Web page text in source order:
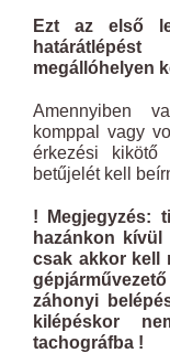
Ezt az első
megállóhelyen
Amennyiben
komppal vagy
érkezési kikötő
betűjelét kell
! Megjegyzés:
hazánkon kívül
csak akkor kell
záhonyi
kilépéskor
tachográfba !